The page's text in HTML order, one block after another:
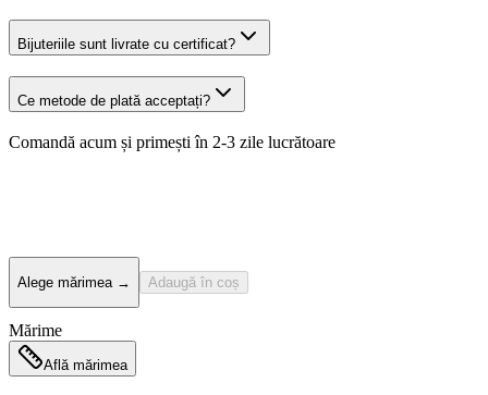
Bijuteriile sunt livrate cu certificat?
Ce metode de plată acceptați?
Comandă acum și primești în 2-3 zile lucrătoare
Alege mărimea→ Adaugă în coș
Mărime
Află mărimea